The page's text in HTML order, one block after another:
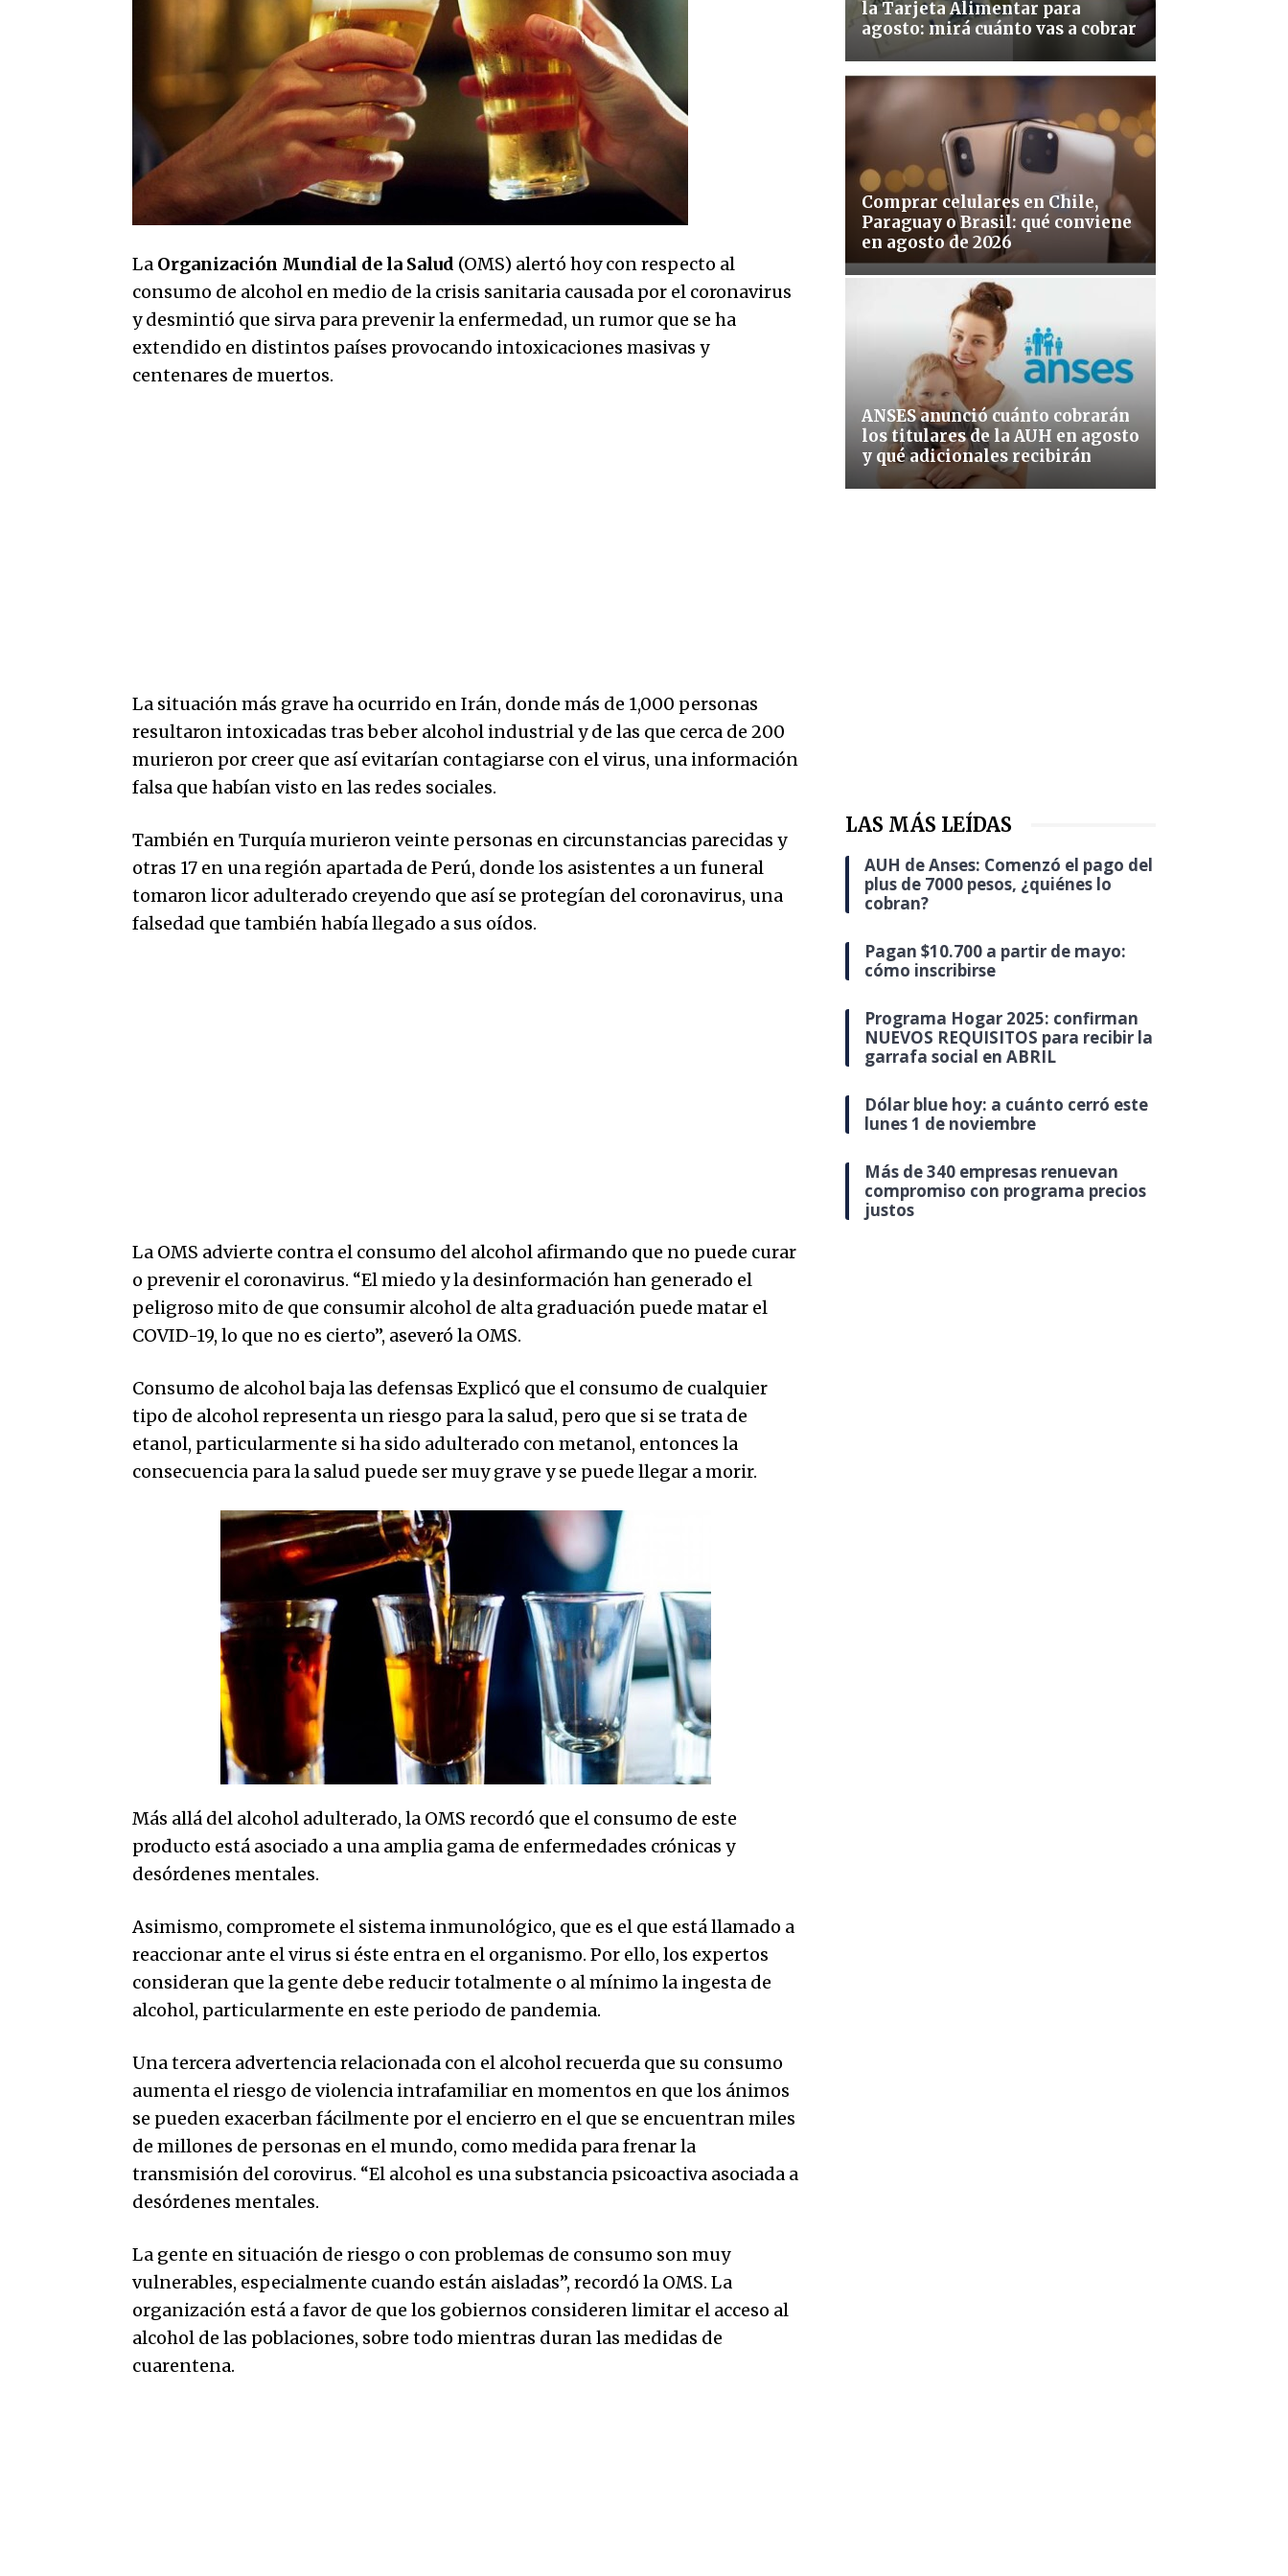
La Organización Mundial de la Salud (OMS) alertó hoy con respecto al
consumo de alcohol en medio de la crisis sanitaria causada por el coronavirus
y desmintió que sirva para prevenir la enfermedad, un rumor que se ha
extendido en distintos países provocando intoxicaciones masivas y
centenares de muertos.
La situación más grave ha ocurrido en Irán, donde más de 1,000 personas
resultaron intoxicadas tras beber alcohol industrial y de las que cerca de 200
murieron por creer que así evitarían contagiarse con el virus, una información
falsa que habían visto en las redes sociales.
También en Turquía murieron veinte personas en circunstancias parecidas y
otras 17 en una región apartada de Perú, donde los asistentes a un funeral
tomaron licor adulterado creyendo que así se protegían del coronavirus, una
falsedad que también había llegado a sus oídos.
La OMS advierte contra el consumo del alcohol afirmando que no puede curar
o prevenir el coronavirus. “El miedo y la desinformación han generado el
peligroso mito de que consumir alcohol de alta graduación puede matar el
COVID-19, lo que no es cierto”, aseveró la OMS.
Consumo de alcohol baja las defensas Explicó que el consumo de cualquier
tipo de alcohol representa un riesgo para la salud, pero que si se trata de
etanol, particularmente si ha sido adulterado con metanol, entonces la
consecuencia para la salud puede ser muy grave y se puede llegar a morir.
Más allá del alcohol adulterado, la OMS recordó que el consumo de este
producto está asociado a una amplia gama de enfermedades crónicas y
desórdenes mentales.
Asimismo, compromete el sistema inmunológico, que es el que está llamado a
reaccionar ante el virus si éste entra en el organismo. Por ello, los expertos
consideran que la gente debe reducir totalmente o al mínimo la ingesta de
alcohol, particularmente en este periodo de pandemia.
Una tercera advertencia relacionada con el alcohol recuerda que su consumo
aumenta el riesgo de violencia intrafamiliar en momentos en que los ánimos
se pueden exacerban fácilmente por el encierro en el que se encuentran miles
de millones de personas en el mundo, como medida para frenar la
transmisión del corovirus. “El alcohol es una substancia psicoactiva asociada a
desórdenes mentales.
La gente en situación de riesgo o con problemas de consumo son muy
vulnerables, especialmente cuando están aisladas”, recordó la OMS. La
organización está a favor de que los gobiernos consideren limitar el acceso al
alcohol de las poblaciones, sobre todo mientras duran las medidas de
cuarentena.
la Tarjeta Alimentar para
agosto: mirá cuánto vas a cobrar
Comprar celulares en Chile,
Paraguay o Brasil: qué conviene
en agosto de 2026
ANSES anunció cuánto cobrarán
los titulares de la AUH en agosto
y qué adicionales recibirán
LAS MÁS LEÍDAS
AUH de Anses: Comenzó el pago del
plus de 7000 pesos, ¿quiénes lo
cobran?
Pagan $10.700 a partir de mayo:
cómo inscribirse
Programa Hogar 2025: confirman
NUEVOS REQUISITOS para recibir la
garrafa social en ABRIL
Dólar blue hoy: a cuánto cerró este
lunes 1 de noviembre
Más de 340 empresas renuevan
compromiso con programa precios
justos